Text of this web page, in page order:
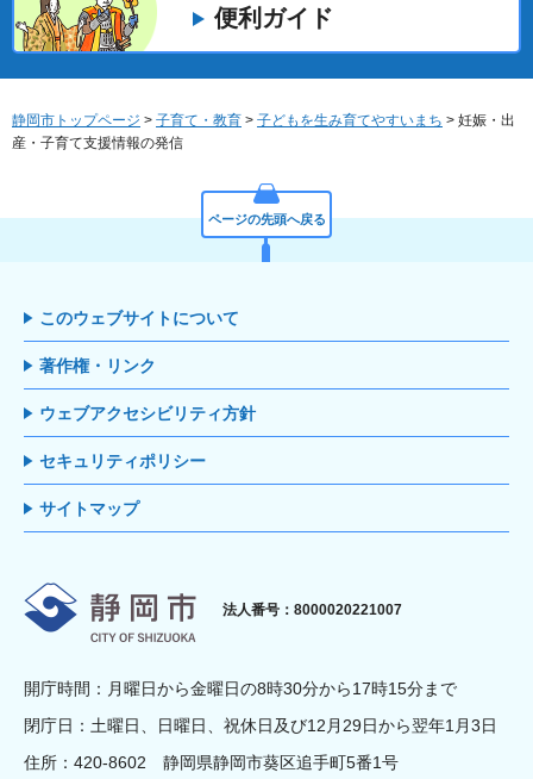
便利ガイド
静岡市トップページ > 子育て・教育 > 子どもを生み育てやすいまち > 妊娠・出
産・子育て支援情報の発信
ページの先頭へ戻る
このウェブサイトについて
著作権・リンク
ウェブアクセシビリティ方針
セキュリティポリシー
サイトマップ
静岡市
法人番号：8000020221007
開庁時間：月曜日から金曜日の8時30分から17時15分まで
閉庁日：土曜日、日曜日、祝休日及び12月29日から翌年1月3日
住所：420-8602 静岡県静岡市葵区追手町5番1号